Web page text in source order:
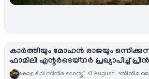
കാർത്തിയും മോഹൻ രാജയും
ഫാമിലി എന്റർടെയ്‌നർ പ്രഖ്യാപിച്ച്
കേരള ടിവി സിനിമ ഡെസ്ക് 3 August സിനിമ